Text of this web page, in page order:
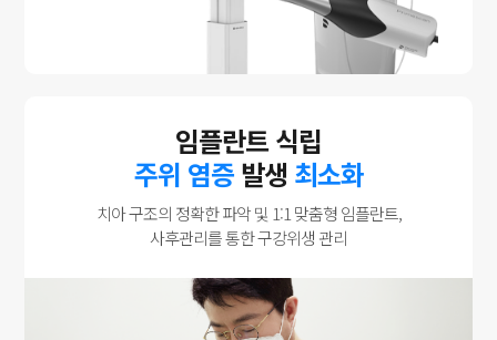
임플란트 식립
주위 염증발생 최소화
치아 구조의 정확한 파악 및 1:1 맞춤형 임플란트,
사후관리를 통한 구강위생 관리